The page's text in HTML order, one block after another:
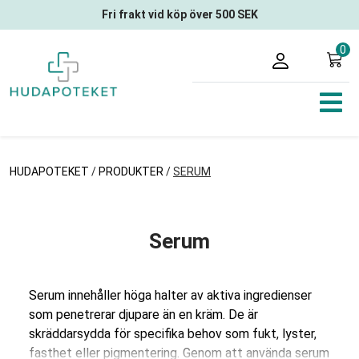
Fri frakt vid köp över 500 SEK
0
HUDAPOTEKET / PRODUKTER /SERUM
Serum
Serum innehåller höga halter av aktiva ingredienser
som penetrerar djupare än en kräm. De är
skräddarsydda för specifika behov som fukt, lyster,
fasthet eller pigmentering. Genom att använda serum